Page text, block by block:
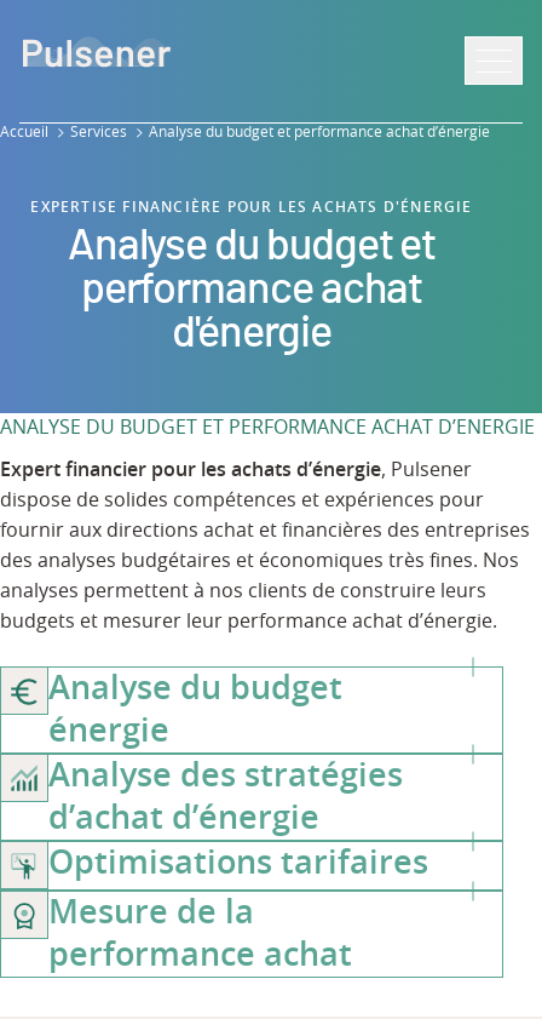
navigation
contenu
au
pied
Accueil Services Analyse du budget et performance achat d’énergie
Analyse du budget et
performance achat
d'énergie
EXPERTISE FINANCIÈRE POUR LES ACHATS D'ÉNERGIE
ANALYSE DU BUDGET ET PERFORMANCE ACHAT D’ENERGIE
Expert financier pour les achats d’énergie, Pulsener
dispose de solides compétences et expériences pour
fournir aux directions achat et financières des entreprises
des analyses budgétaires et économiques très fines. Nos
analyses permettent à nos clients de construire leurs
budgets et mesurer leur performance achat d’énergie.
Analyse du budget
énergie
Analyse des stratégies
d’achat d’énergie
Optimisations tarifaires
Mesure de la
performance achat